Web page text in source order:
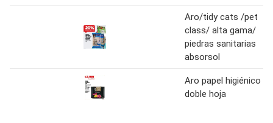
Aro/tidy cats /pet
class/ alta gama/
piedras sanitarias
absorsol
Aro papel higiénico
doble hoja